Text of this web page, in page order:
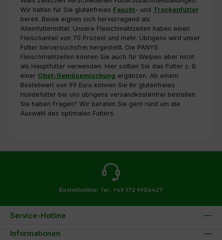
Wir halten für Sie glutenfreies Feucht- und Trockenfutter
bereit. Beide eignen sich hervorragend als
Alleinfuttermittel. Unsere Fleischmahlzeiten haben einen
Fleischanteil von 70 Prozent und mehr. Übrigens wird unser
Futter tierversuchsfrei hergestellt. Die PANYS
Fleischmahlzeiten können Sie auch für Welpen aber nicht
als Hauptfutter verwenden. Hier sollten Sie das Futter z. B.
einer Obst-Gemüsemischung ergänzen. Ab einem
Bestellwert von 99 Euro können Sie Ihr glutenfreies
Hundefutter bei uns übrigens versandkostenfrei bestellen.
Sie haben Fragen? Wir beraten Sie gern rund um die
Auswahl des optimalen Futters.
Bestellhotline: Tel.: +49 172 9904427
Service-Hotline
Informationen